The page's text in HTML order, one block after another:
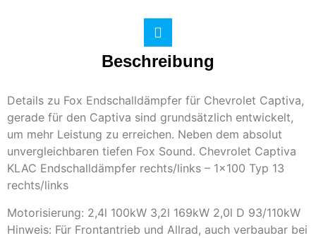
Beschreibung
Details zu Fox Endschalldämpfer für Chevrolet Captiva,
gerade für den Captiva sind grundsätzlich entwickelt,
um mehr Leistung zu erreichen. Neben dem absolut
unvergleichbaren tiefen Fox Sound. Chevrolet Captiva
KLAC Endschalldämpfer rechts/links – 1×100 Typ 13
rechts/links
Motorisierung: 2,4l 100kW 3,2l 169kW 2,0l D 93/110kW
Hinweis: Für Frontantrieb und Allrad, auch verbaubar bei